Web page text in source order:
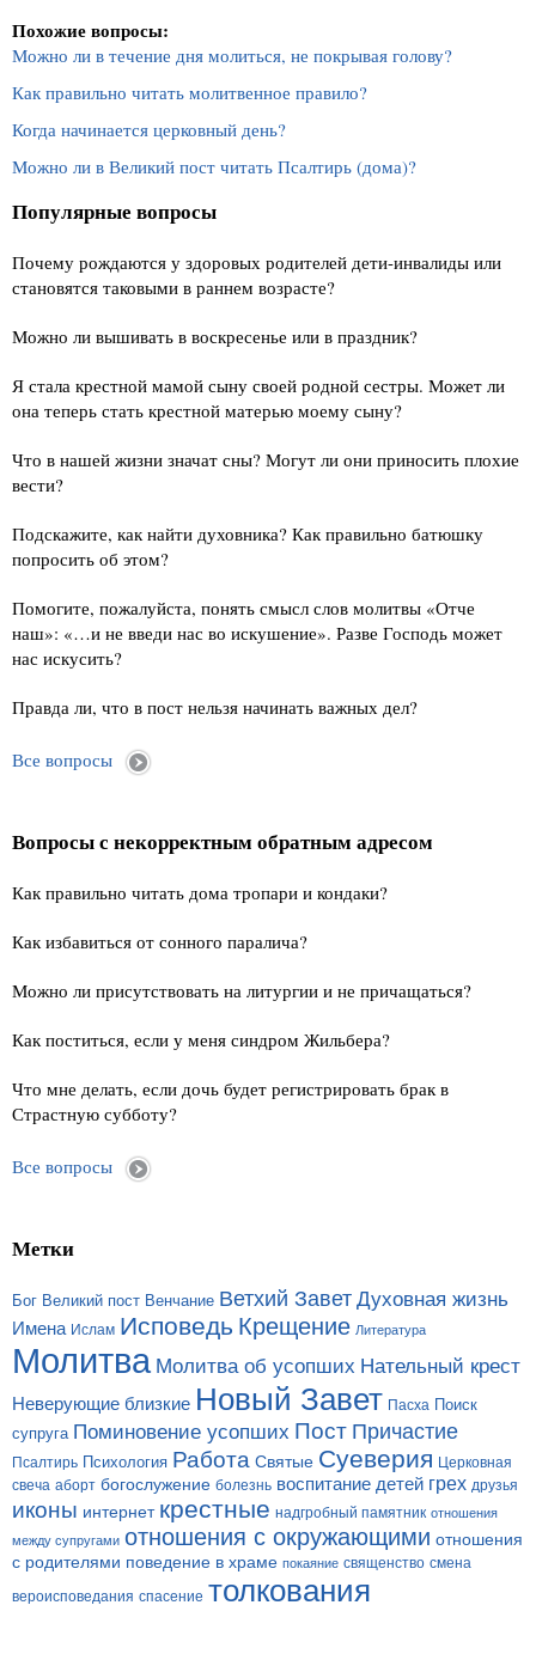
Похожие вопросы:
Можно ли в течение дня молиться, не покрывая голову?
Как правильно читать молитвенное правило?
Когда начинается церковный день?
Можно ли в Великий пост читать Псалтирь (дома)?
Популярные вопросы
Почему рождаются у здоровых родителей дети-инвалиды или
становятся таковыми в раннем возрасте?
Можно ли вышивать в воскресенье или в праздник?
Я стала крестной мамой сыну своей родной сестры. Может ли
она теперь стать крестной матерью моему сыну?
Что в нашей жизни значат сны? Могут ли они приносить плохие
вести?
Подскажите, как найти духовника? Как правильно батюшку
попросить об этом?
Помогите, пожалуйста, понять смысл слов молитвы «Отче
наш»: «…и не введи нас во искушение». Разве Господь может
нас искусить?
Правда ли, что в пост нельзя начинать важных дел?
Все вопросы
Вопросы с некорректным обратным адресом
Как правильно читать дома тропари и кондаки?
Как избавиться от сонного паралича?
Можно ли присутствовать на литургии и не причащаться?
Как поститься, если у меня синдром Жильбера?
Что мне делать, если дочь будет регистрировать брак в
Страстную субботу?
Все вопросы
Метки
Бог Великий пост Венчание Ветхий Завет Духовная жизнь
Имена Ислам Исповедь Крещение Литература
Молитва Молитва об усопших Нательный крест
Неверующие близкие Новый Завет Пасха Поиск
супруга Поминовение усопших Пост Причастие
Псалтирь Психология Работа Святые Суеверия Церковная
свеча аборт богослужение болезнь воспитание детей грех друзья
иконы интернет крестные надгробный памятник отношения
между супругами отношения с окружающими отношения
с родителями поведение в храме покаяние священство смена
вероисповедания спасение толкования